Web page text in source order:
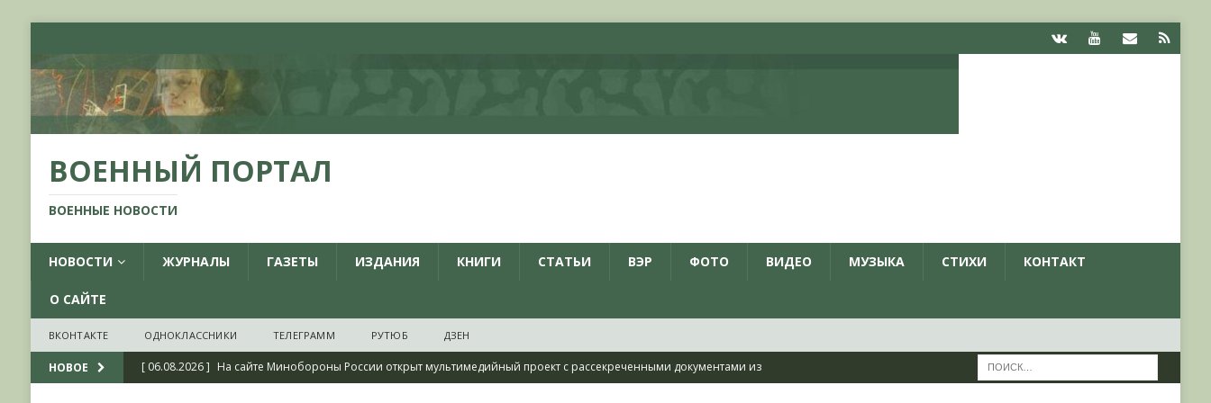
ВОЕННЫЙ ПОРТАЛ
ВОЕННЫЕ НОВОСТИ
НОВОСТИ ЖУРНАЛЫ ГАЗЕТЫ ИЗДАНИЯ КНИГИ СТАТЬИ ВЭР ФОТО ВИДЕО МУЗЫКА СТИХИ КОНТАКТ
О САЙТЕ
ВКОНТАКТЕ ОДНОКЛАССНИКИ ТЕЛЕГРАММ РУТЮБ ДЗЕН
НОВОЕ [ 06.08.2026 ] На сайте Минобороны России открыт мультимедийный проект с рассекреченными документами из